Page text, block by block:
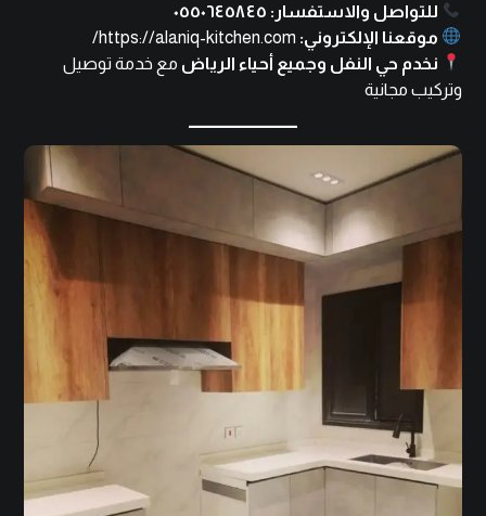
للتواصل والاستفسار: ٠٥٥٠٦٤٥٨٤٥
موقعنا الإلكتروني: https://alaniq-kitchen.com/
نخدم حي النفل وجميع أحياء الرياض مع خدمة توصيل
وتركيب مجانية